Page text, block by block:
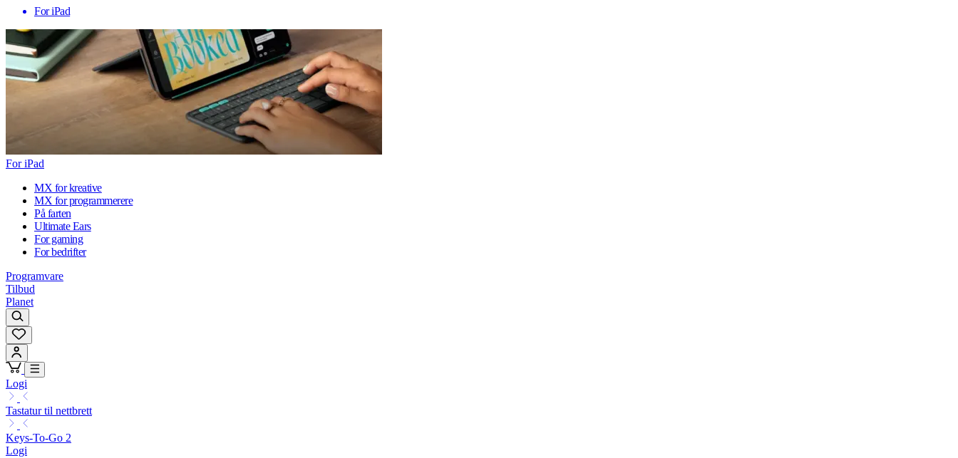
For iPad
For iPad
MX for kreative
MX for programmerere
På farten
Ultimate Ears
For gaming
For bedrifter
Programvare
Tilbud
Planet
Logi
Tastatur til nettbrett
Keys-To-Go 2
Logi